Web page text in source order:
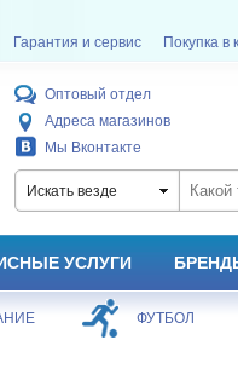
Гарантия и сервис Покупка в
Оптовый отдел
Адреса магазинов
Мы Вконтакте
Искать везде
УСЛУГИ
ФУТБОЛ